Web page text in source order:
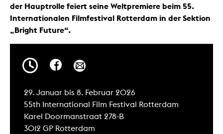
der Hauptrolle feiert seine Weltpremiere beim 55.
Internationalen Filmfestival Rotterdam in der Sektion
„Bright Future“.
29. Januar bis 8. Februar 2026
55th International Film Festival Rotterdam
Karel Doormanstraat 278-B
3012 GP Rotterdam